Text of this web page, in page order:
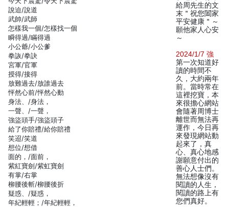
說迫/說道
武帥/武師
怎樣我一個/怎樣找一個
瞬得過/瞞得過
小公爺/小公爹
拳詼/拳訣
宮軍/官軍
授得/接得
放難過去/放誰過去
怦然心前/怦然心動
身法、/身法，
一聲、/一聲，
強盜頭手/強盜頭子
給了你賠禮/給你賠禮
笑迢/笑道
想位/想借
面的，/面前，
紫紅寶劍/紫虹寶劍
有掌/右掌
柳腰後斬/柳腰後折
疑惑、/疑惑，
年紀輕輕；/年紀輕輕，
給周先生的文
末＂祝您闔家
平安健康＂～
願他家人心安
～
2024/1/7 強
第一次知道好
讀的時間不
久，大約兩年
前。當時常在
這裡挖寶，本
來很擔心網站
會隨著周博士
離世而無法再
運作，今日再
來發現網站動
起來了，真
心、真心地感
謝願意付出的
善心人士們。
無法想像沒有
閱讀的人生，
閱讀的路上有
您們真好。